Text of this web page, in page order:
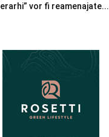
Ierarhi” vor fi reamenajate...